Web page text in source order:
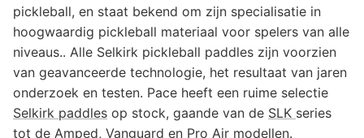
pickleball, en staat bekend om zijn specialisatie in
hoogwaardig pickleball materiaal voor spelers van alle
niveaus.. Alle Selkirk pickleball paddles zijn voorzien
van geavanceerde technologie, het resultaat van jaren
onderzoek en testen. Pace heeft een ruime selectie
Selkirk paddles op stock, gaande van de SLK series
tot de Amped, Vanguard en Pro Air modellen.